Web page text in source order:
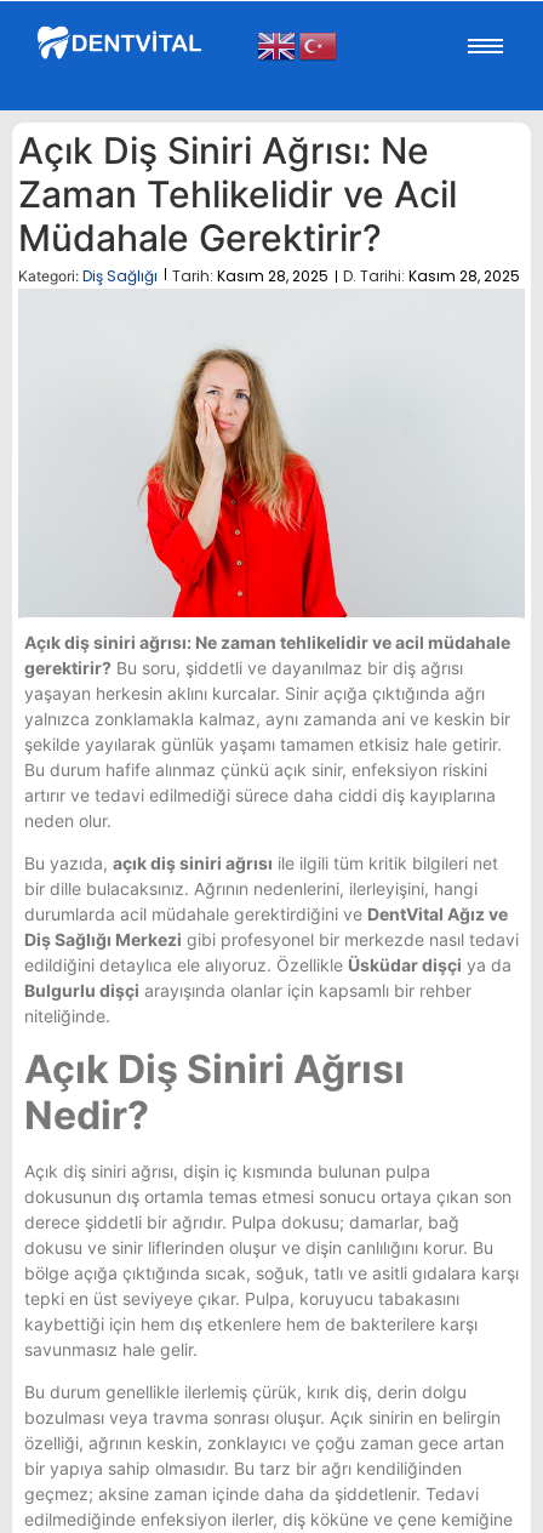
Açık Diş Siniri Ağrısı: Ne
Zaman Tehlikelidir ve Acil
Müdahale Gerektirir?
Kategori: Diş Sağlığı Tarih: Kasım 28, 2025 D. Tarihi: Kasım 28, 2025
Açık diş siniri ağrısı: Ne zaman tehlikelidir ve acil müdahale
gerektirir? Bu soru, şiddetli ve dayanılmaz bir diş ağrısı
yaşayan herkesin aklını kurcalar. Sinir açığa çıktığında ağrı
yalnızca zonklamakla kalmaz, aynı zamanda ani ve keskin bir
şekilde yayılarak günlük yaşamı tamamen etkisiz hale getirir.
Bu durum hafife alınmaz çünkü açık sinir, enfeksiyon riskini
artırır ve tedavi edilmediği sürece daha ciddi diş kayıplarına
neden olur.
Bu yazıda, açık diş siniri ağrısı ile ilgili tüm kritik bilgileri net
bir dille bulacaksınız. Ağrının nedenlerini, ilerleyişini, hangi
durumlarda acil müdahale gerektirdiğini ve DentVital Ağız ve
Diş Sağlığı Merkezi gibi profesyonel bir merkezde nasıl tedavi
edildiğini detaylıca ele alıyoruz. Özellikle Üsküdar dişçi ya da
Bulgurlu dişçi arayışında olanlar için kapsamlı bir rehber
niteliğinde.
Açık Diş Siniri Ağrısı
Nedir?
Açık diş siniri ağrısı, dişin iç kısmında bulunan pulpa
dokusunun dış ortamla temas etmesi sonucu ortaya çıkan son
derece şiddetli bir ağrıdır. Pulpa dokusu; damarlar, bağ
dokusu ve sinir liflerinden oluşur ve dişin canlılığını korur. Bu
bölge açığa çıktığında sıcak, soğuk, tatlı ve asitli gıdalara karşı
tepki en üst seviyeye çıkar. Pulpa, koruyucu tabakasını
kaybettiği için hem dış etkenlere hem de bakterilere karşı
savunmasız hale gelir.
Bu durum genellikle ilerlemiş çürük, kırık diş, derin dolgu
bozulması veya travma sonrası oluşur. Açık sinirin en belirgin
özelliği, ağrının keskin, zonklayıcı ve çoğu zaman gece artan
bir yapıya sahip olmasıdır. Bu tarz bir ağrı kendiliğinden
geçmez; aksine zaman içinde daha da şiddetlenir. Tedavi
edilmediğinde enfeksiyon ilerler, diş köküne ve çene kemiğine